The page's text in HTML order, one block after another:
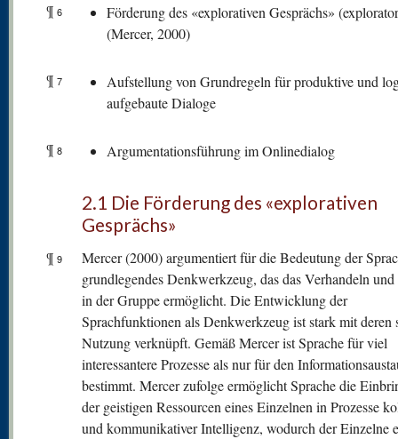
¶ 6
Förderung des «explorativen Gesprächs»
(Mercer, 2000)
¶ 7
Aufstellung von Grundregeln für produktive und
aufgebaute Dialoge
¶ 8 Argumentationsführung im Onlinedialog
2.1 Die Förderung des «explorativen
Gesprächs»
¶ 9
Mercer (2000) argumentiert für die Bedeutung der
grundlegendes Denkwerkzeug, das das Verhandeln
in der Gruppe ermöglicht. Die Entwicklung der
Sprachfunktionen als Denkwerkzeug ist stark mit deren
Nutzung verknüpft. Gemäß Mercer ist Sprache für viel
interessantere Prozesse als nur für den
bestimmt. Mercer zufolge ermöglicht Sprache die
der geistigen Ressourcen eines Einzelnen in Prozesse
und kommunikativer Intelligenz, wodurch der Einzelne